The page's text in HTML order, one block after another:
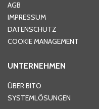
Telefon
AGB
IMPRESSUM
DATENSCHUTZ
COOKIE MANAGEMENT
UNTERNEHMEN
ÜBER BITO
SYSTEMLÖSUNGEN